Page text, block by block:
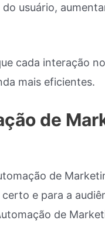
usuário,
cada interação
mais eficientes.
de
de
e para a
de